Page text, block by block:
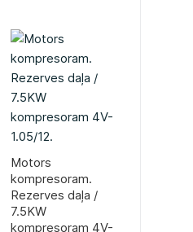
Motors
kompresoram.
Rezerves daļa /
7.5KW
kompresoram 4V-